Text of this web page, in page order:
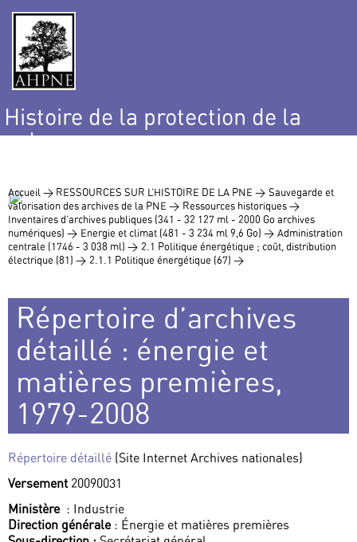
Histoire de la protection de la
nature
Accueil > RESSOURCES SUR L’HISTOIRE DE LA PNE > Sauvegarde et
valorisation des archives de la PNE > Ressources historiques >
Inventaires d’archives publiques (341 - 32 127 ml - 2000 Go archives
numériques) > Energie et climat (481 - 3 234 ml 9,6 Go) > Administration
centrale (1746 - 3 038 ml) > 2.1 Politique énergétique ; coût, distribution
électrique (81) > 2.1.1 Politique énergétique (67) >
Répertoire d’archives
détaillé : énergie et
matières premières,
1979-2008
Répertoire détaillé (Site Internet Archives nationales)
Versement 20090031
Ministère : Industrie
Direction générale: Énergie et matières premières